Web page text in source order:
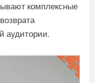
комплексные
аудитории.